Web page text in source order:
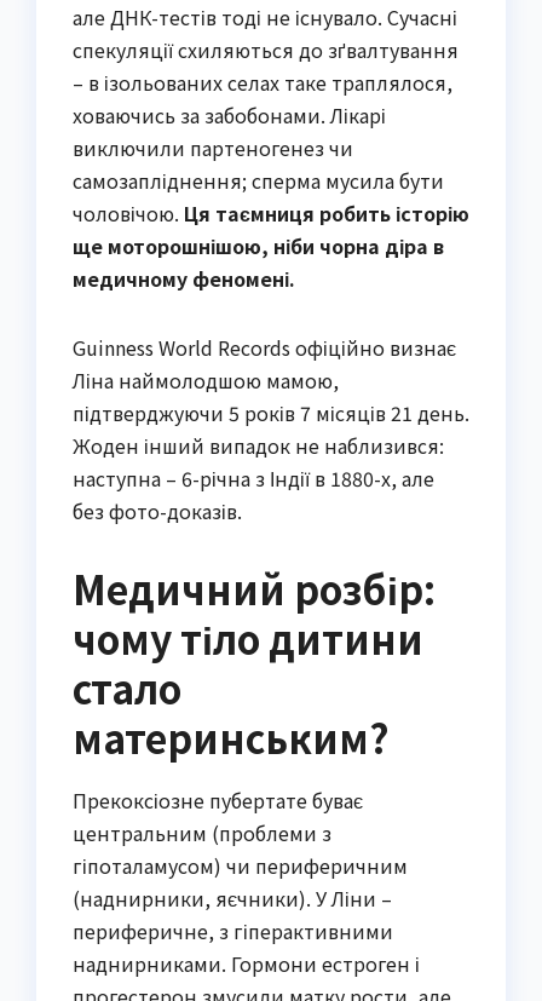
але ДНК-тестів тоді не існувало. Сучасні
спекуляції схиляються до зґвалтування
– в ізольованих селах таке траплялося,
ховаючись за забобонами. Лікарі
виключили партеногенез чи
самозапліднення; сперма мусила бути
чоловічою. Ця таємниця робить історію
ще моторошнішою, ніби чорна діра в
медичному феномені.
Guinness World Records офіційно визнає
Ліна наймолодшою мамою,
підтверджуючи 5 років 7 місяців 21 день.
Жоден інший випадок не наблизився:
наступна – 6-річна з Індії в 1880-х, але
без фото-доказів.
Медичний розбір:
чому тіло дитини
стало
материнським?
Прекоксіозне пубертате буває
центральним (проблеми з
гіпоталамусом) чи периферичним
(наднирники, яєчники). У Ліни –
периферичне, з гіперактивними
наднирниками. Гормони естроген і